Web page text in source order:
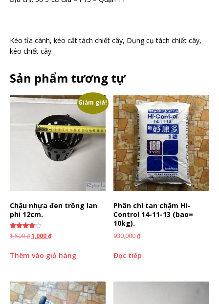
Kéo tỉa cành, kéo cắt tách chiết cây, Dụng cụ tách chiết cây,
kéo chiết cây.
Sản phẩm tương tự
Giảm giá!
Chậu nhựa đen trồng lan
phi 12cm.
Được
xếp hạng
5 sao
1,500₫1,000₫
Thêm vào giỏ hàng
Phân chì tan chậm Hi-
Control 14-11-13 (bao=
10kg).
930,000₫
Đọc tiếp